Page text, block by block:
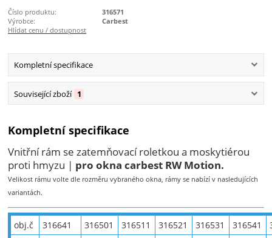
Číslo produktu:
316571
Výrobce:
Carbest
Hlídat cenu / dostupnost
Kompletní specifikace
Související zboží 1
Kompletní specifikace
Vnitřní rám se zatemňovací roletkou a moskytiérou
proti hmyzu | pro okna carbest RW Motion.
Velikost rámu volte dle rozměru vybraného okna, rámy se nabízí v nasledujících
variantách.
obj.č 316641 316501 316511 316521 316531 316541